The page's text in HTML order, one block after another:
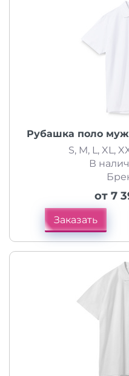
Рубашка поло
S, M, L, XL,
В
от 7
Заказать